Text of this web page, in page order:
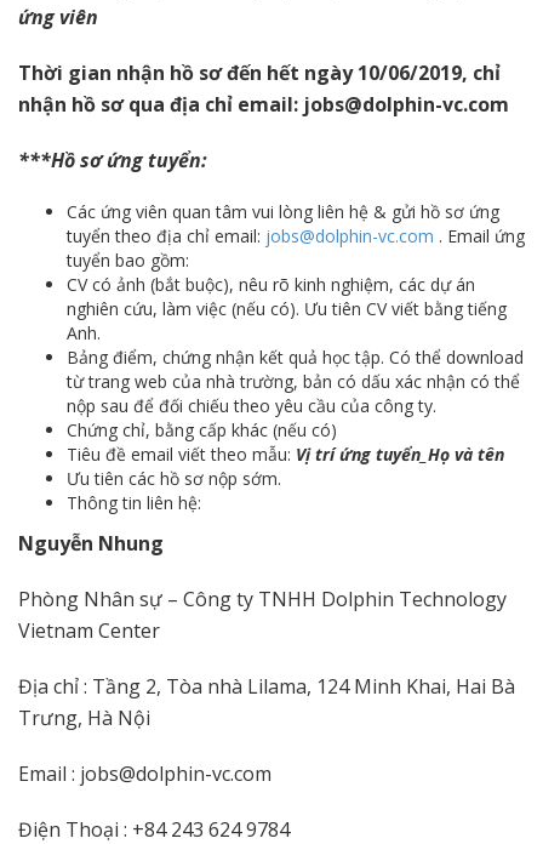
ứng viên
Thời gian nhận hồ sơ đến hết ngày 10/06/2019, chỉ
nhận hồ sơ qua địa chỉ email: jobs@dolphin-vc.com
***Hồ sơ ứng tuyển:
Các ứng viên quan tâm vui lòng liên hệ & gửi hồ sơ ứng
tuyển theo địa chỉ email: jobs@dolphin-vc.com . Email ứng
tuyển bao gồm:
CV có ảnh (bắt buộc), nêu rõ kinh nghiệm, các dự án
nghiên cứu, làm việc (nếu có). Ưu tiên CV viết bằng tiếng
Anh.
Bảng điểm, chứng nhận kết quả học tập. Có thể download
từ trang web của nhà trường, bản có dấu xác nhận có thể
nộp sau để đối chiếu theo yêu cầu của công ty.
Chứng chỉ, bằng cấp khác (nếu có)
Tiêu đề email viết theo mẫu: Vị trí ứng tuyển_Họ và tên
Ưu tiên các hồ sơ nộp sớm.
Thông tin liên hệ:
Nguyễn Nhung
Phòng Nhân sự – Công ty TNHH Dolphin Technology
Vietnam Center
Địa chỉ : Tầng 2, Tòa nhà Lilama, 124 Minh Khai, Hai Bà
Trưng, Hà Nội
Email : jobs@dolphin-vc.com
Điện Thoại : +84 243 624 9784